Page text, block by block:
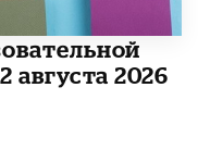
августа 2026